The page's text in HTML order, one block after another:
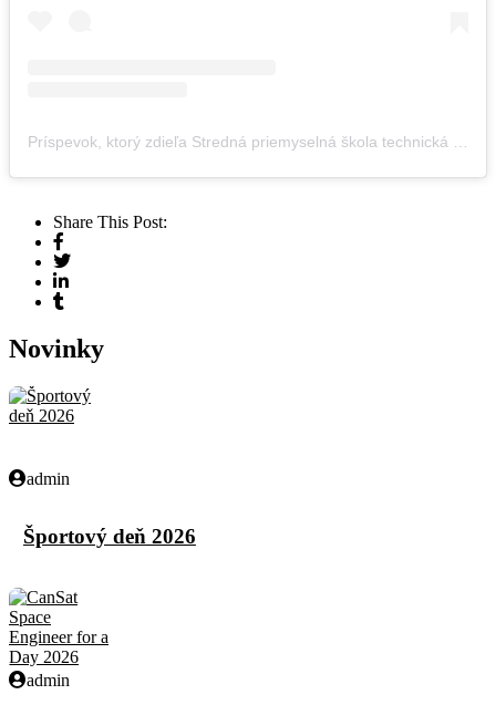
Share This Post:
Novinky
admin
Športový deň 2026
admin